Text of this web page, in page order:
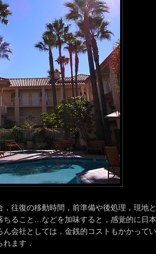
往復の移動時間，前準備や後処理，現地
ちること…などを加味すると，感覚的に日
ん会社としては，金銭的コストもかかって
ます．